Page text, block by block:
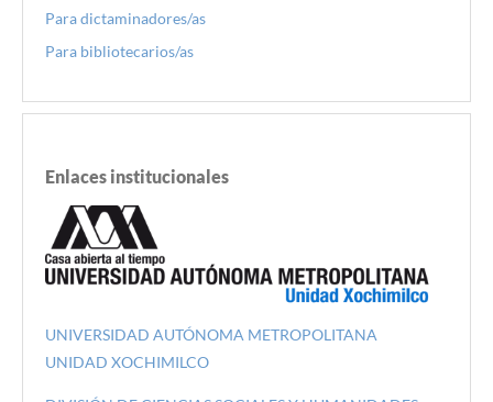
Para dictaminadores/as
Para bibliotecarios/as
Enlaces institucionales
UNIVERSIDAD AUTÓNOMA METROPOLITANA
UNIDAD XOCHIMILCO